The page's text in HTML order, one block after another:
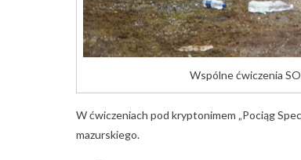
Wspólne ćwiczenia
W ćwiczeniach pod kryptonimem „Pociąg
mazurskiego.